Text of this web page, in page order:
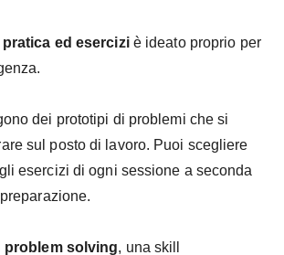
pratica ed eserciziè ideato proprio per
dei prototipi di problemi che si
sul posto di lavoro. Puoi scegliere
esercizi di ogni sessione a seconda
problem solving, una skill